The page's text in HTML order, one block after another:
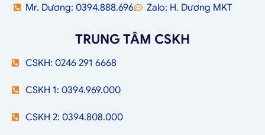
Mr. Dương: 0394.888.696 Zalo: H. Dương MKT
TRUNG TÂM CSKH
CSKH: 0246 291 6668
CSKH 1: 0394.969.000
CSKH 2: 0394.808.000